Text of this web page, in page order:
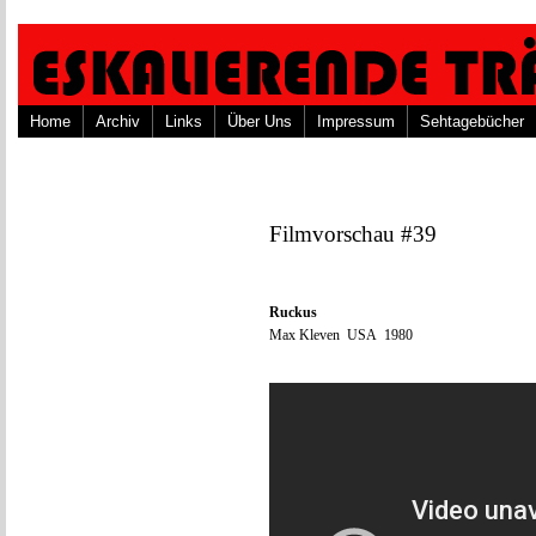
Home Archiv Links Über Uns Impressum Sehtagebücher
Filmvorschau #39
Ruckus
Max Kleven USA 1980